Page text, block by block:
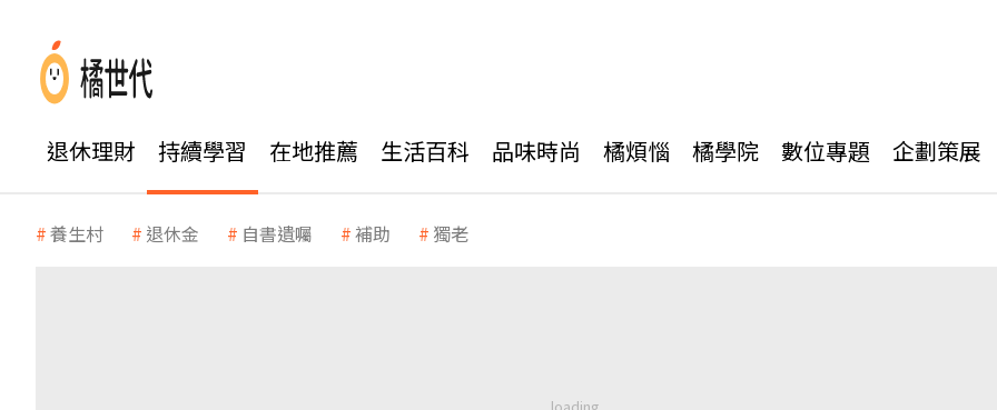
退休理財 持續學習 在地推薦 生活百科 品味時尚 橘煩惱 橘學院 數位專題 企劃策展
養生村 退休金 自書遺囑 補助 獨老